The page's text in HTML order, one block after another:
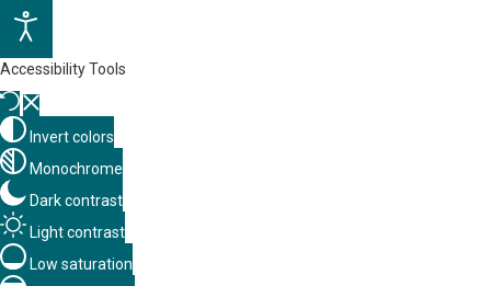
Accessibility Tools
Invert colors
Monochrome
Dark contrast
Light contrast
Low saturation